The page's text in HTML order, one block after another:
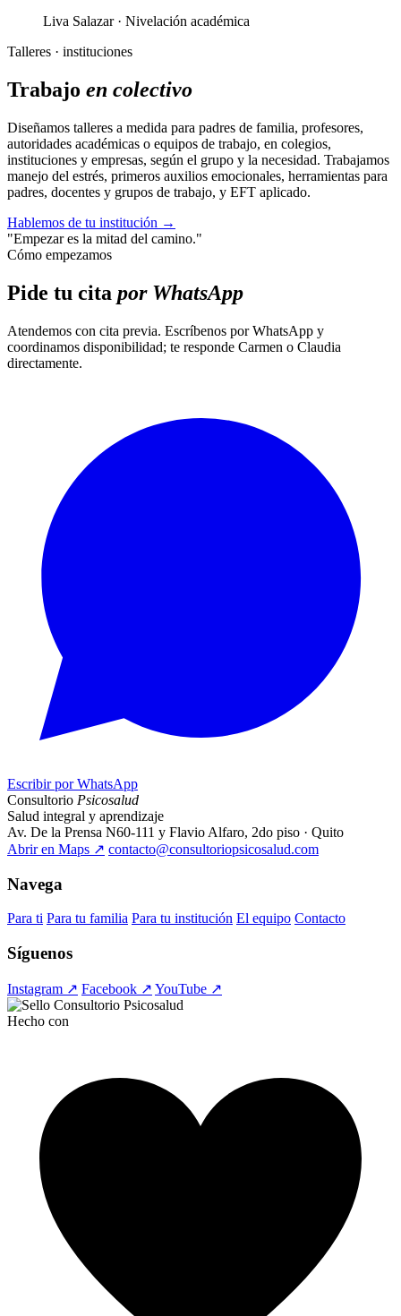
Liva Salazar · Nivelación académica
Talleres · instituciones
Trabajo en colectivo
Diseñamos talleres a medida para padres de familia, profesores,
autoridades académicas o equipos de trabajo, en colegios,
instituciones y empresas, según el grupo y la necesidad. Trabajamos
manejo del estrés, primeros auxilios emocionales, herramientas para
padres, docentes y grupos de trabajo, y EFT aplicado.
Hablemos de tu institución →
"Empezar es la mitad del camino."
Cómo empezamos
Pide tu cita por WhatsApp
Atendemos con cita previa. Escríbenos por WhatsApp y
coordinamos disponibilidad; te responde Carmen o Claudia
directamente.
Escribir por WhatsApp
Consultorio Psicosalud
Salud integral y aprendizaje
Av. De la Prensa N60-111 y Flavio Alfaro, 2do piso · Quito
Abrir en Maps ↗ contacto@consultoriopsicosalud.com
Navega
Para ti Para tu familia Para tu institución El equipo Contacto
Síguenos
Instagram ↗ Facebook ↗ YouTube ↗
Hecho con